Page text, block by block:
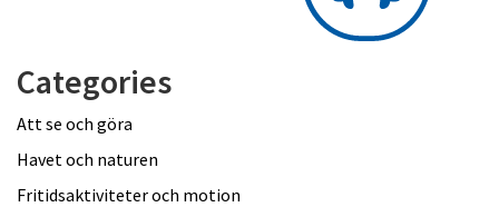
Categories
Att se och göra
Havet och naturen
Fritidsaktiviteter och motion